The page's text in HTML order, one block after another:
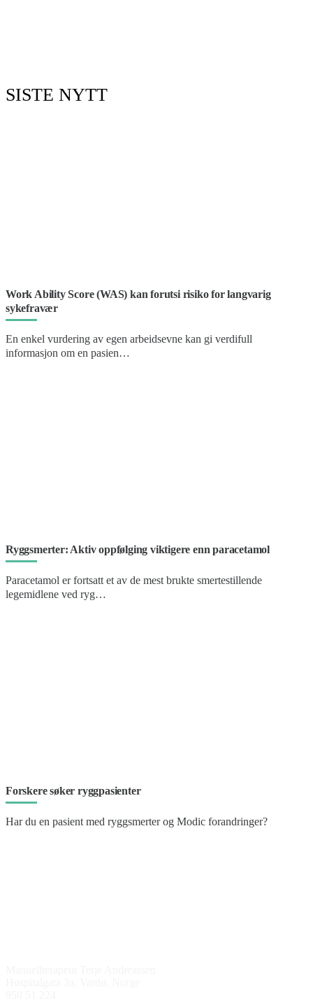
SISTE NYTT
Work Ability Score (WAS) kan forutsi risiko for langvarig
sykefravær
En enkel vurdering av egen arbeidsevne kan gi verdifull
informasjon om en pasien…
Ryggsmerter: Aktiv oppfølging viktigere enn paracetamol
Paracetamol er fortsatt et av de mest brukte smertestillende
legemidlene ved ryg…
Forskere søker ryggpasienter
Har du en pasient med ryggsmerter og Modic forandringer?